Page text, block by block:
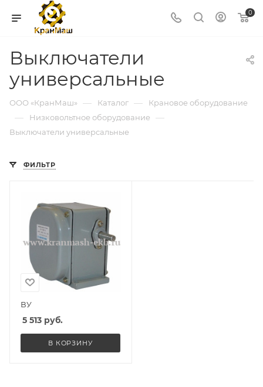
0
Выключатели
универсальные
ООО «КранМаш» — Каталог — Крановое оборудование
— Низковольтное оборудование —
Выключатели универсальные
ФИЛЬТР
ВУ
5 513 руб.
В КОРЗИНУ